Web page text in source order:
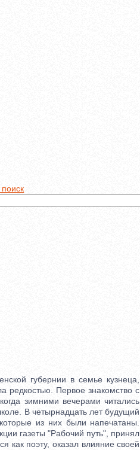
губернии в семье кузнеца,
редкостью. Первое знакомство с
зимними вечерами читались
В четырнадцать лет будущий
из них были напечатаны.
газеты "Рабочий путь", принял
как поэту, оказал влияние своей